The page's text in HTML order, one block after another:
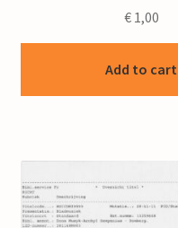
€1,00
Add to cart